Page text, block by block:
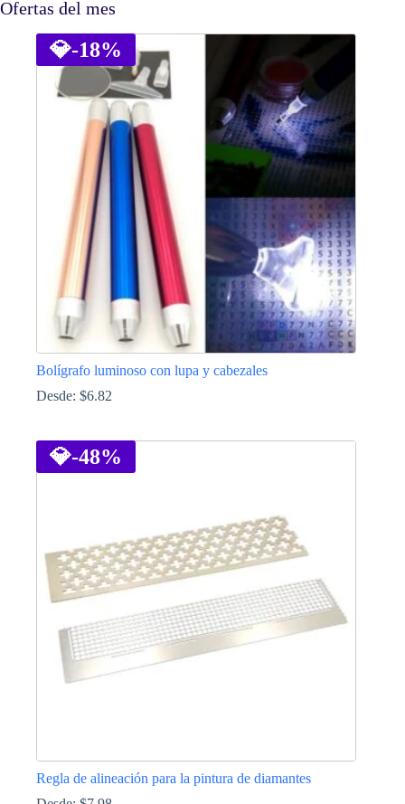
Ofertas del mes
💎-18%
Bolígrafo luminoso con lupa y cabezales
Desde: $6.82
producto
tiene
múltiples
pueden
elegir
en
producto
💎-48%
Regla de alineación para la pintura de diamantes